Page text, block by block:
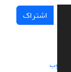
اشتراک
سیناوب